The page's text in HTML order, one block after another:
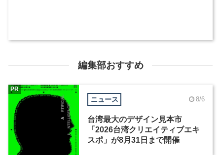
編集部おすすめ
ニュース 8/6
台湾最大のデザイン見本市
「2026台湾クリエイティブエキ
スポ」が8月31日まで開催
PR